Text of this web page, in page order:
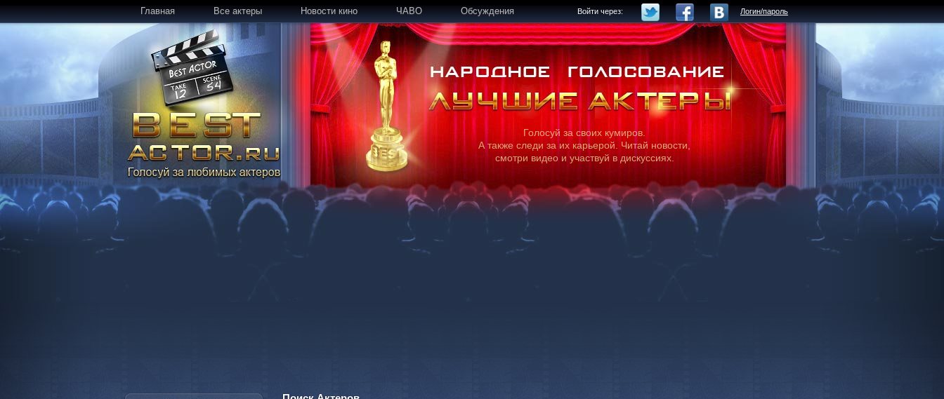
Главная Все актеры Новости кино ЧАВО Обсуждения Войти через: Логин/пароль
Голосуй за своих кумиров.
А также следи за их карьерой. Читай новости,
смотри видео и участвуй в дискуссиях.